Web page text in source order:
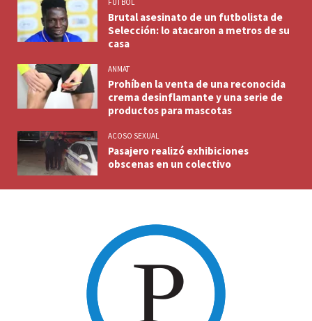
Brutal asesinato de un futbolista de
Selección: lo atacaron a metros de su
casa
ANMAT
Prohíben la venta de una reconocida
crema desinflamante y una serie de
productos para mascotas
ACOSO SEXUAL
Pasajero realizó exhibiciones
obscenas en un colectivo